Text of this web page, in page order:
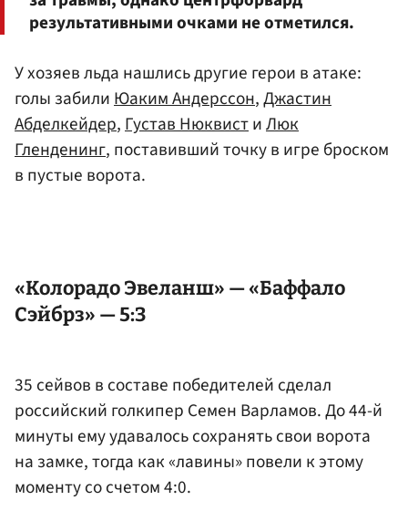
результативными очками не отметился.
У хозяев льда нашлись другие герои в атаке:
голы забилиЮаким Андерссон,Джастин
Абделкейдер,Густав НюквистиЛюк
Гленденинг, поставивший точку в игре броском
в пустые ворота.
«Колорадо Эвеланш» — «Баффало
Сэйбрз» — 5:3
35 сейвов в составе победителей сделал
российский голкипер Семен Варламов. До 44-й
минутыемуудавалось сохранять свои ворота
на замке, тогда как «лавины» повели к этому
моменту со счетом 4:0.